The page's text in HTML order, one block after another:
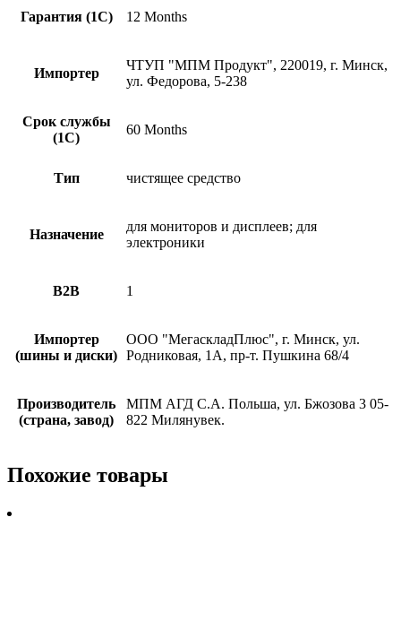
Гарантия (1С) 12 Months
Импортер
ЧТУП "МПМ Продукт", 220019, г. Минск,
ул. Федорова, 5-238
Срок службы
(1С)
60 Months
Тип чистящее средство
Назначение
для мониторов и дисплеев; для
электроники
B2B 1
Импортер
(шины и диски)
ООО "МегаскладПлюс", г. Минск, ул.
Родниковая, 1А, пр-т. Пушкина 68/4
Производитель
(страна, завод)
МПМ АГД С.A. Польша, ул. Бжозова 3 05-
822 Милянувек.
Похожие товары